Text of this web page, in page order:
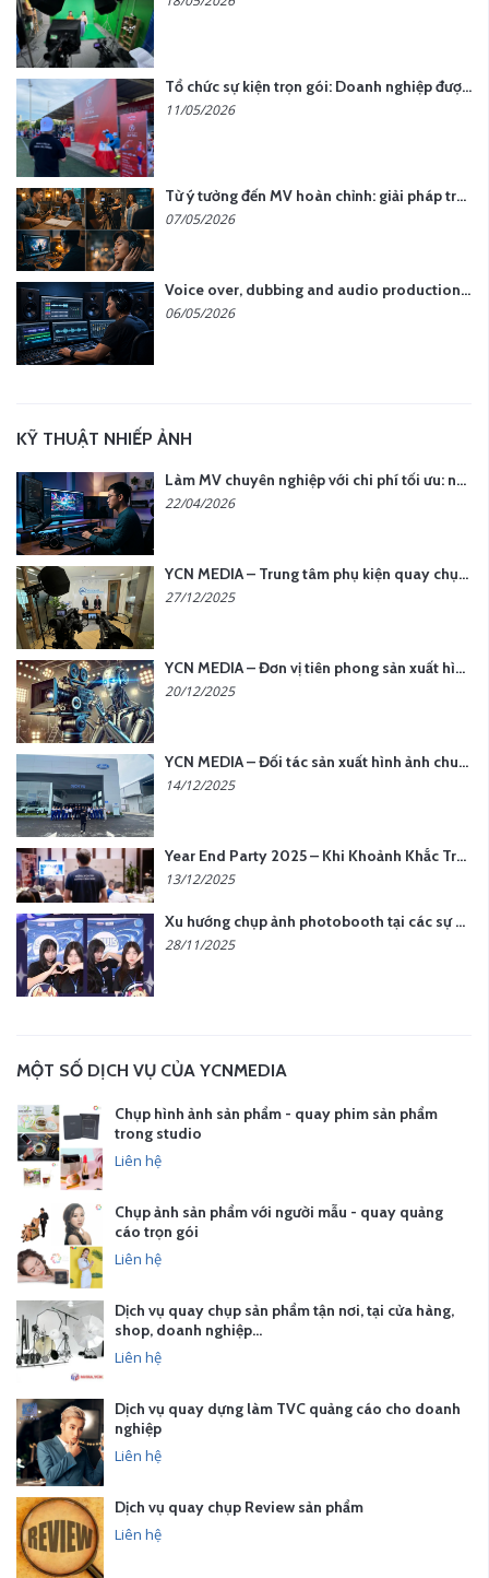
Tổ chức sự kiện trọn gói: Doanh nghiệp được gì khi chọn đơn vị chuyên nghiệp?
11/05/2026
Từ ý tưởng đến MV hoàn chỉnh: giải pháp trọn gói tại YCN Media
07/05/2026
Voice over, dubbing and audio production services in Vietnam for global content
06/05/2026
KỸ THUẬT NHIẾP ẢNH
Làm MV chuyên nghiệp với chi phí tối ưu: nên chọn quay thực tế hay video AI?
22/04/2026
YCN MEDIA – Trung tâm phụ kiện quay chụp tại Hà Nội
27/12/2025
YCN MEDIA – Đơn vị tiên phong sản xuất hình ảnh & âm thanh bằng AI tại Hà Nội
20/12/2025
YCN MEDIA – Đối tác sản xuất hình ảnh chuyên nghiệp cho doanh nghiệp tại Hà Nội
14/12/2025
Year End Party 2025 – Khi Khoảnh Khắc Trở Thành Dấu Ấn | Gói Ưu Đãi Tháng 12 Từ YCN Media
13/12/2025
Xu hướng chụp ảnh photobooth tại các sự kiện hiện nay
28/11/2025
MỘT SỐ DỊCH VỤ CỦA YCNMEDIA
Chụp hình ảnh sản phẩm - quay phim sản phẩm
trong studio
Liên hệ
Chụp ảnh sản phẩm với người mẫu - quay quảng
cáo trọn gói
Liên hệ
Dịch vụ quay chụp sản phẩm tận nơi, tại cửa hàng,
shop, doanh nghiệp…
Liên hệ
Dịch vụ quay dựng làm TVC quảng cáo cho doanh
nghiệp
Liên hệ
Dịch vụ quay chụp Review sản phẩm
Liên hệ